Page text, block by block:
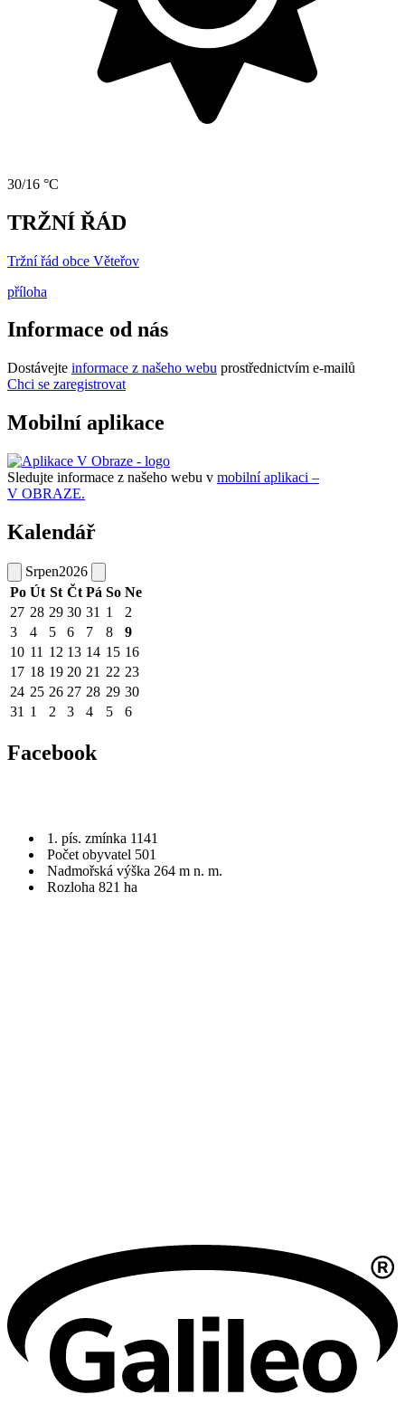
30/16 °C
TRŽNÍ ŘÁD
Tržní řád obce Věteřov
příloha
Informace od nás
Dostávejte informace z našeho webu prostřednictvím e-mailů
Chci se zaregistrovat
Mobilní aplikace
Sledujte informace z našeho webu v mobilní aplikaci –
V OBRAZE.
Kalendář
Srpen2026
Po Út St Čt Pá So Ne
27 28 29 30 31 1
2
3
4 5 6 7 8
9
10 11 12 13 14 15 16
17 18 19 20 21 22 23
24 25 26 27 28 29 30
31 1 2 3 4 5 6
Facebook
1. pís. zmínka 1141
Počet obyvatel 501
Nadmořská výška 264 m n. m.
Rozloha 821 ha